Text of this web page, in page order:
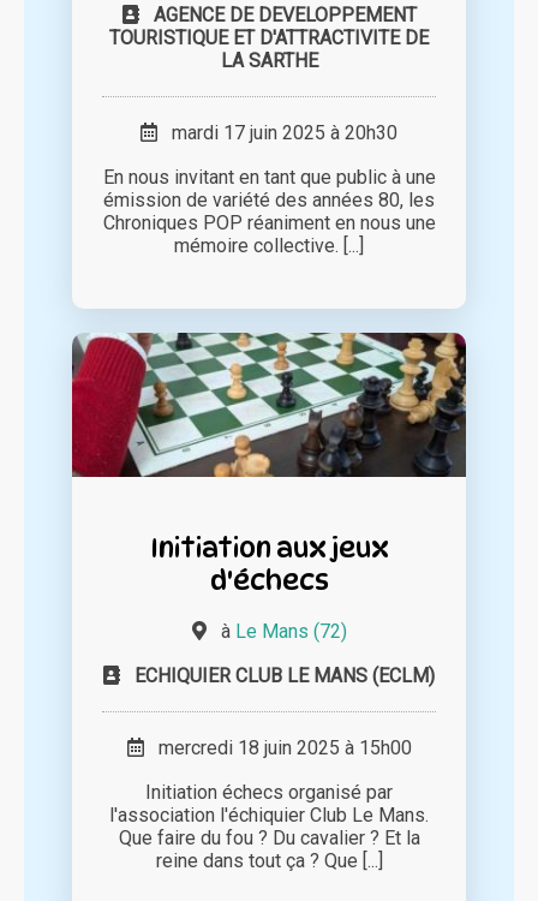
AGENCE DE DEVELOPPEMENT
TOURISTIQUE ET D'ATTRACTIVITE DE
LA SARTHE
mardi 17 juin 2025 à 20h30
En nous invitant en tant que public à une
émission de variété des années 80, les
Chroniques POP réaniment en nous une
mémoire collective. [...]
Initiation aux jeux
d'échecs
à Le Mans (72)
ECHIQUIER CLUB LE MANS (ECLM)
mercredi 18 juin 2025 à 15h00
Initiation échecs organisé par
l'association l'échiquier Club Le Mans.
Que faire du fou ? Du cavalier ? Et la
reine dans tout ça ? Que [...]